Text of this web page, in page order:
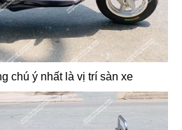
chú ý nhất là vị trí sàn xe